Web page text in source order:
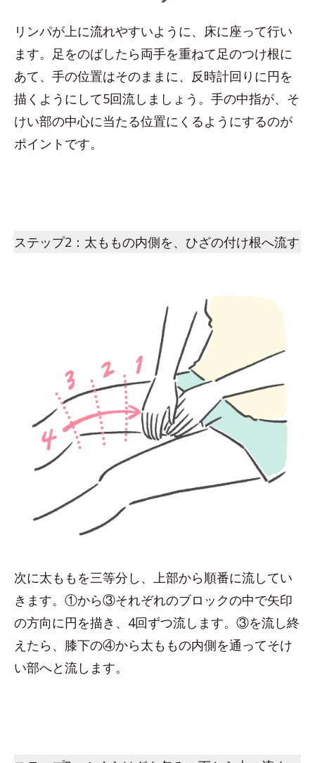
リンパが上に流れやすいように、床に座って行い
ます。足をのばしたら両手を重ねて足のつけ根に
あて、手の位置はそのままに、反時計回りに円を
描くようにして5回流しましょう。手の中指が、そ
けい部の中心に当たる位置にくるようにするのが
ポイントです。
ステップ2：太ももの内側を、ひざの付け根へ流す
次に太ももを三等分し、上部から順番に流してい
きます。①から③それぞれのブロックの中で矢印
の方向に円を描き、4回ずつ流します。③を流し終
えたら、膝下の④から太ももの内側を通ってそけ
い部へと流します。